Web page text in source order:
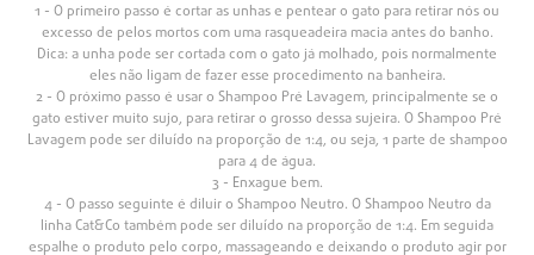
1 - O primeiro passo é cortar as unhas e pentear o gato para retirar nós ou
excesso de pelos mortos com uma rasqueadeira macia antes do banho.
Dica: a unha pode ser cortada com o gato já molhado, pois normalmente
eles não ligam de fazer esse procedimento na banheira.
2 - O próximo passo é usar o Shampoo Pré Lavagem, principalmente se o
gato estiver muito sujo, para retirar o grosso dessa sujeira. O Shampoo Pré
Lavagem pode ser diluído na proporção de 1:4, ou seja, 1 parte de shampoo
para 4 de água.
3 - Enxague bem.
4 - O passo seguinte é diluir o Shampoo Neutro. O Shampoo Neutro da
linha Cat&Co também pode ser diluído na proporção de 1:4. Em seguida
espalhe o produto pelo corpo, massageando e deixando o produto agir por